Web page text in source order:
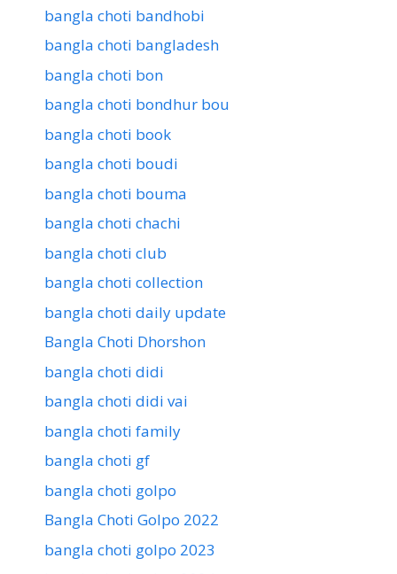
bangla choti bandhobi
bangla choti bangladesh
bangla choti bon
bangla choti bondhur bou
bangla choti book
bangla choti boudi
bangla choti bouma
bangla choti chachi
bangla choti club
bangla choti collection
bangla choti daily update
Bangla Choti Dhorshon
bangla choti didi
bangla choti didi vai
bangla choti family
bangla choti gf
bangla choti golpo
Bangla Choti Golpo 2022
bangla choti golpo 2023